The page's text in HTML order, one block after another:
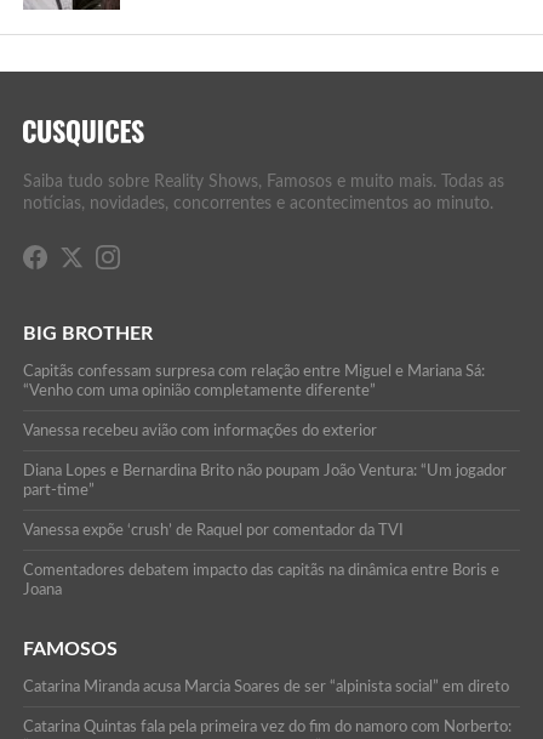
Saiba tudo sobre Reality Shows, Famosos e muito mais. Todas as
notícias, novidades, concorrentes e acontecimentos ao minuto.
BIG BROTHER
Capitãs confessam surpresa com relação entre Miguel e Mariana Sá:
“Venho com uma opinião completamente diferente”
Vanessa recebeu avião com informações do exterior
Diana Lopes e Bernardina Brito não poupam João Ventura: “Um jogador
part-time”
Vanessa expõe ‘crush’ de Raquel por comentador da TVI
Comentadores debatem impacto das capitãs na dinâmica entre Boris e
Joana
FAMOSOS
Catarina Miranda acusa Marcia Soares de ser “alpinista social” em direto
Catarina Quintas fala pela primeira vez do fim do namoro com Norberto: